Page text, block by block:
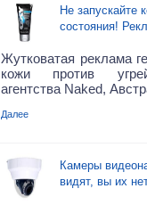
Не запускайте
состояния!
Жутковатая реклама
кожи против
агентства Naked,
Далее
Камеры
видят, вы их